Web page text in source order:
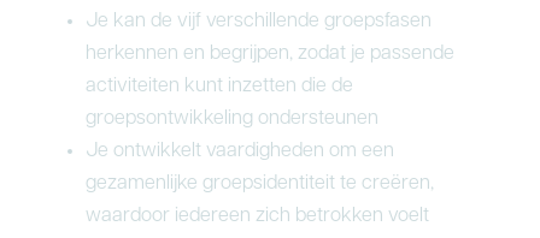
Je kan de vijf verschillende groepsfasen
herkennen en begrijpen, zodat je passende
activiteiten kunt inzetten die de
groepsontwikkeling ondersteunen
Je ontwikkelt vaardigheden om een
gezamenlijke groepsidentiteit te creëren,
waardoor iedereen zich betrokken voelt